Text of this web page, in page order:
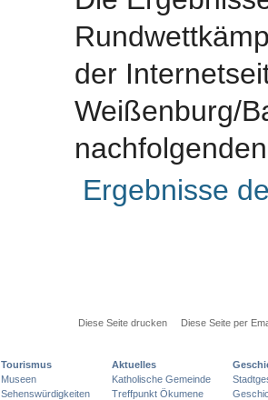
der
Weißenburg/
Ergebnisse
Diese Seite drucken Diese Seite per
Tourismus
Museen
Sehenswürdigkeiten
Aktuelles
Katholische Gemeinde
Treffpunkt Ökumene